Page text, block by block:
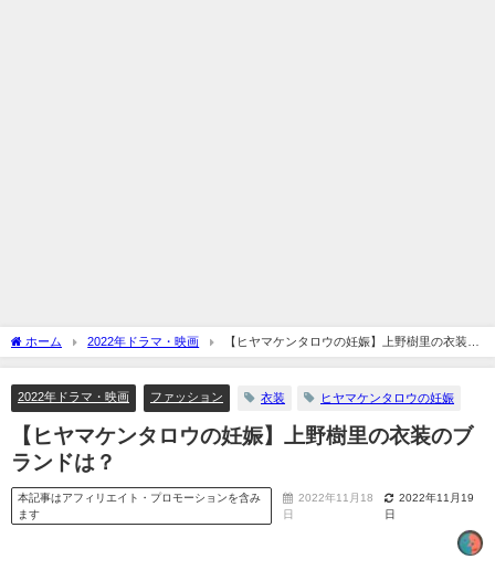
ホーム 2022年ドラマ・映画
【ヒヤマケンタロウの妊娠】上野樹里の衣装の
ブランドは？
2022年ドラマ・映画 ファッション 衣装 ヒヤマケンタロウの妊娠
【ヒヤマケンタロウの妊娠】上野樹里の衣装のブ
ランドは？
本記事はアフィリエイト・プロモーションを含み
ます
2022年11月18
日
2022年11月19
日